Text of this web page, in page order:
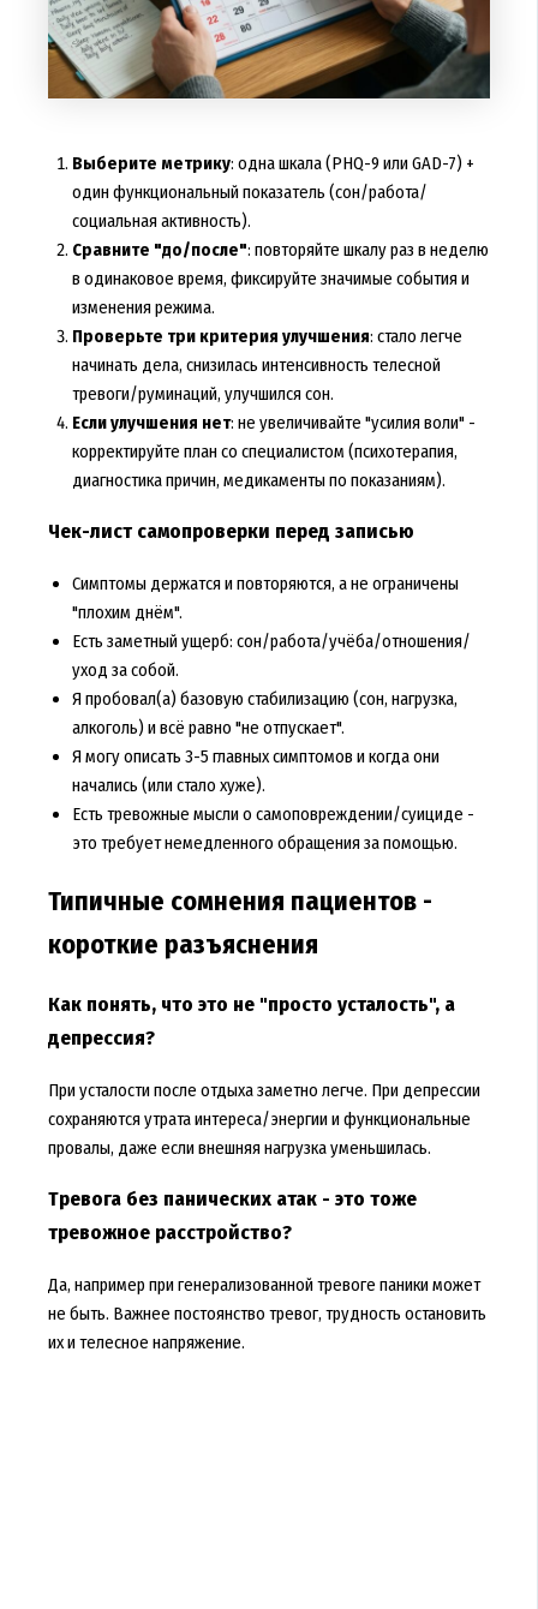
Выберите метрику: одна шкала (PHQ-9 или GAD-7) +
один функциональный показатель (сон/работа/
социальная активность).
Сравните "до/после": повторяйте шкалу раз в неделю
в одинаковое время, фиксируйте значимые события и
изменения режима.
Проверьте три критерия улучшения: стало легче
начинать дела, снизилась интенсивность телесной
тревоги/руминаций, улучшился сон.
Если улучшения нет: не увеличивайте "усилия воли" -
корректируйте план со специалистом (психотерапия,
диагностика причин, медикаменты по показаниям).
Чек-лист самопроверки перед записью
Симптомы держатся и повторяются, а не ограничены
"плохим днём".
Есть заметный ущерб: сон/работа/учёба/отношения/
уход за собой.
Я пробовал(а) базовую стабилизацию (сон, нагрузка,
алкоголь) и всё равно "не отпускает".
Я могу описать 3-5 главных симптомов и когда они
начались (или стало хуже).
Есть тревожные мысли о самоповреждении/суициде -
это требует немедленного обращения за помощью.
Типичные сомнения пациентов -
короткие разъяснения
Как понять, что это не "просто усталость", а
депрессия?
При усталости после отдыха заметно легче. При депрессии
сохраняются утрата интереса/энергии и функциональные
провалы, даже если внешняя нагрузка уменьшилась.
Тревога без панических атак - это тоже
тревожное расстройство?
Да, например при генерализованной тревоге паники может
не быть. Важнее постоянство тревог, трудность остановить
их и телесное напряжение.